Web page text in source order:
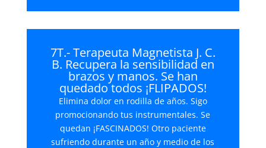
audio
7T.- Terapeuta Magnetista J. C.
B. Recupera la sensibilidad en
brazos y manos. Se han
quedado todos ¡FLIPADOS!
Elimina dolor en rodilla de años. Sigo
promocionando tus instrumentales. Se
quedan ¡FASCINADOS! Otro paciente
sufriendo durante un año y medio de los